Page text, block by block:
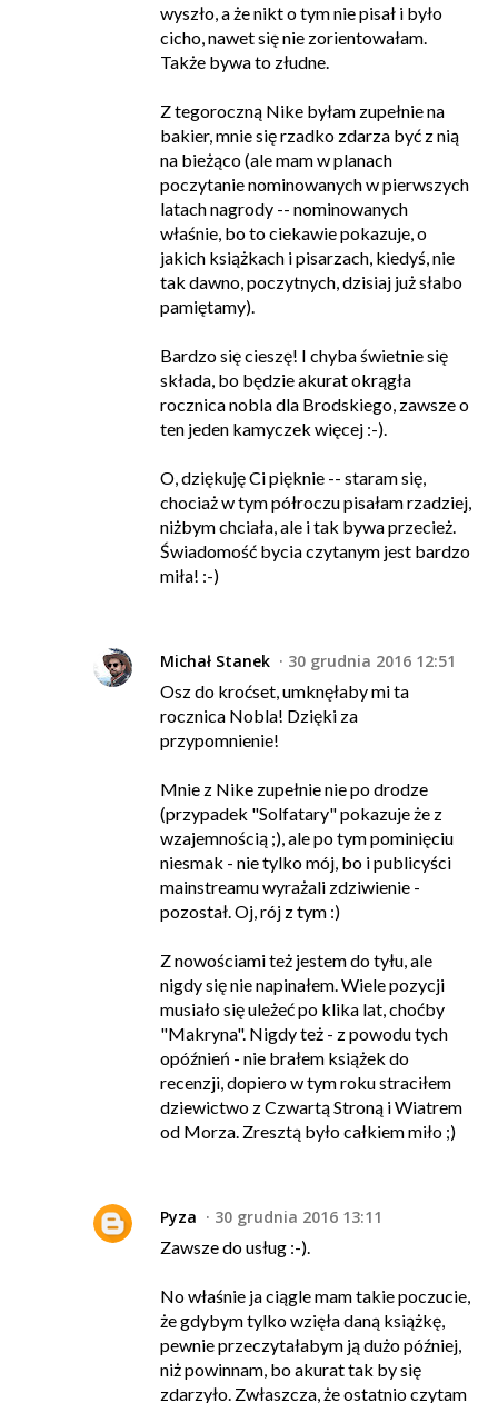
wyszło, a że nikt o tym nie pisał i było
cicho, nawet się nie zorientowałam.
Także bywa to złudne.
Z tegoroczną Nike byłam zupełnie na
bakier, mnie się rzadko zdarza być z nią
na bieżąco (ale mam w planach
poczytanie nominowanych w pierwszych
latach nagrody -- nominowanych
właśnie, bo to ciekawie pokazuje, o
jakich książkach i pisarzach, kiedyś, nie
tak dawno, poczytnych, dzisiaj już słabo
pamiętamy).
Bardzo się cieszę! I chyba świetnie się
składa, bo będzie akurat okrągła
rocznica nobla dla Brodskiego, zawsze o
ten jeden kamyczek więcej :-).
O, dziękuję Ci pięknie -- staram się,
chociaż w tym półroczu pisałam rzadziej,
niżbym chciała, ale i tak bywa przecież.
Świadomość bycia czytanym jest bardzo
miła! :-)
Michał Stanek
30 grudnia 2016 12:51
Osz do kroćset, umknęłaby mi ta
rocznica Nobla! Dzięki za
przypomnienie!
Mnie z Nike zupełnie nie po drodze
(przypadek "Solfatary" pokazuje że z
wzajemnością ;), ale po tym pominięciu
niesmak - nie tylko mój, bo i publicyści
mainstreamu wyrażali zdziwienie -
pozostał. Oj, rój z tym :)
Z nowościami też jestem do tyłu, ale
nigdy się nie napinałem. Wiele pozycji
musiało się uleżeć po klika lat, choćby
"Makryna". Nigdy też - z powodu tych
opóźnień - nie brałem książek do
recenzji, dopiero w tym roku straciłem
dziewictwo z Czwartą Stroną i Wiatrem
od Morza. Zresztą było całkiem miło ;)
Pyza
30 grudnia 2016 13:11
Zawsze do usług :-).
No właśnie ja ciągle mam takie poczucie,
że gdybym tylko wzięła daną książkę,
pewnie przeczytałabym ją dużo później,
niż powinnam, bo akurat tak by się
zdarzyło. Zwłaszcza, że ostatnio czytam